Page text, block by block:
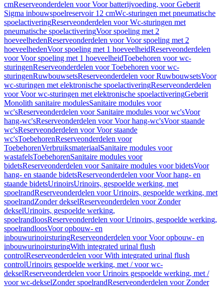
cmReserveonderdelen voor Voor batterijvoeding, voor Geberit
Sigma inbouwspoelreservoir 12 cmWc-sturingen met pneumatische
spoelactiveringReserveonderdelen voor Wc-sturingen met
pneumatische spoelactiveringVoor spoeling met 2
hoeveelhedenReserveonderdelen voor Voor spoeling met 2
hoeveelhedenVoor spoeling met 1 hoeveelheidReserveonderdelen
voor Voor spoeling met 1 hoeveelheidToebehoren voor wc-
sturingenReserveonderdelen voor Toebehoren voor wc-
sturingenRuwbouwsetsReserveonderdelen voor RuwbouwsetsVoor
wc-sturingen met elektronische spoelactiveringReserveonderdelen
voor Voor wc-sturingen met elektronische spoelactiveringGeberit
Monolith sanitaire modulesSanitaire modules voor
wc'sReserveonderdelen voor Sanitaire modules voor wc'sVoor
hang-wc'sReserveonderdelen voor Voor hang-wc'sVoor staande
wc'sReserveonderdelen voor Voor staande
wc'sToebehorenReserveonderdelen voor
ToebehorenVerbruiksmateriaalSanitaire modules voor
wastafelsToebehorenSanitaire modules voor
bidetsReserveonderdelen voor Sanitaire modules voor bidetsVoor
hang- en staande bidetsReserveonderdelen voor Voor hang- en
staande bidetsUrinoirsUrinoirs, gespoelde werking, met
spoelrandReserveonderdelen voor Urinoirs, gespoelde werking, met
spoelrandZonder dekselReserveonderdelen voor Zonder
dekselUrinoirs, gespoelde werking,
spoelrandloosReserveonderdelen voor Urinoirs, gespoelde werking,
spoelrandloosVoor opbouw- en
inbouwurinoirsturingReserveonderdelen voor Voor opbouw- en
inbouwurinoirsturingWith integrated urinal flush
controlReserveonderdelen voor With integrated urinal flush
controlUrinoirs gespoelde werking, met / voor wc-
dekselReserveonderdelen voor Urinoirs gespoelde werking, met /
voor wc-dekselZonder spoelrandReserveonderdelen voor Zonder